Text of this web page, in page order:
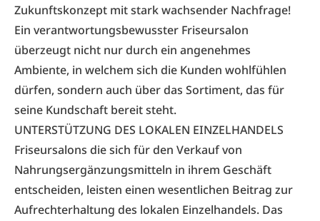
Zukunftskonzept mit stark wachsender Nachfrage!
Ein verantwortungsbewusster Friseursalon
überzeugt nicht nur durch ein angenehmes
Ambiente, in welchem sich die Kunden wohlfühlen
dürfen, sondern auch über das Sortiment, das für
seine Kundschaft bereit steht.
UNTERSTÜTZUNG DES LOKALEN EINZELHANDELS
Friseursalons die sich für den Verkauf von
Nahrungsergänzungsmitteln in ihrem Geschäft
entscheiden, leisten einen wesentlichen Beitrag zur
Aufrechterhaltung des lokalen Einzelhandels. Das